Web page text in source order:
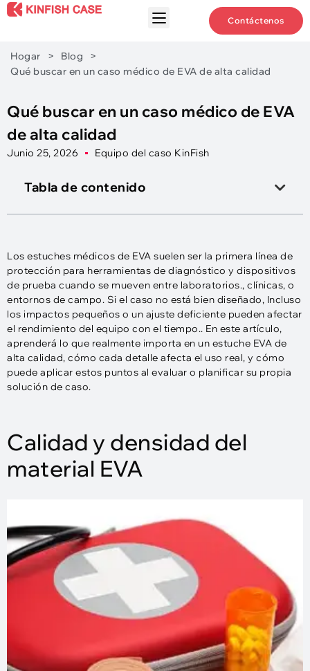
Contáctenos
Hogar > Blog
>
Qué buscar en un caso médico de EVA de alta calidad
Qué buscar en un caso médico de EVA
de alta calidad
Junio 25, 2026 Equipo del caso KinFish
Tabla de contenido
Los estuches médicos de EVA suelen ser la primera línea de
protección para herramientas de diagnóstico y dispositivos
de prueba cuando se mueven entre laboratorios., clínicas, o
entornos de campo. Si el caso no está bien diseñado, Incluso
los impactos pequeños o un ajuste deficiente pueden afectar
el rendimiento del equipo con el tiempo.. En este artículo,
aprenderá lo que realmente importa en un estuche EVA de
alta calidad, cómo cada detalle afecta el uso real, y cómo
puede aplicar estos puntos al evaluar o planificar su propia
solución de caso.
Calidad y densidad del
material EVA